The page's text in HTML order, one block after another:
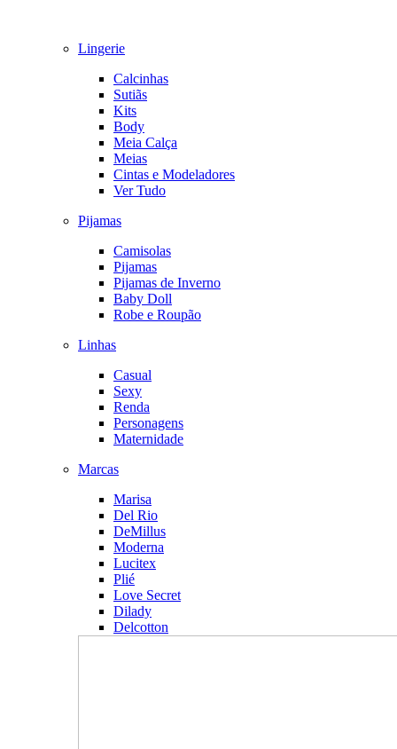
Lingerie
Calcinhas
Sutiãs
Kits
Body
Meia Calça
Meias
Cintas e Modeladores
Ver Tudo
Pijamas
Camisolas
Pijamas
Pijamas de Inverno
Baby Doll
Robe e Roupão
Linhas
Casual
Sexy
Renda
Personagens
Maternidade
Marcas
Marisa
Del Rio
DeMillus
Moderna
Lucitex
Plié
Love Secret
Dilady
Delcotton